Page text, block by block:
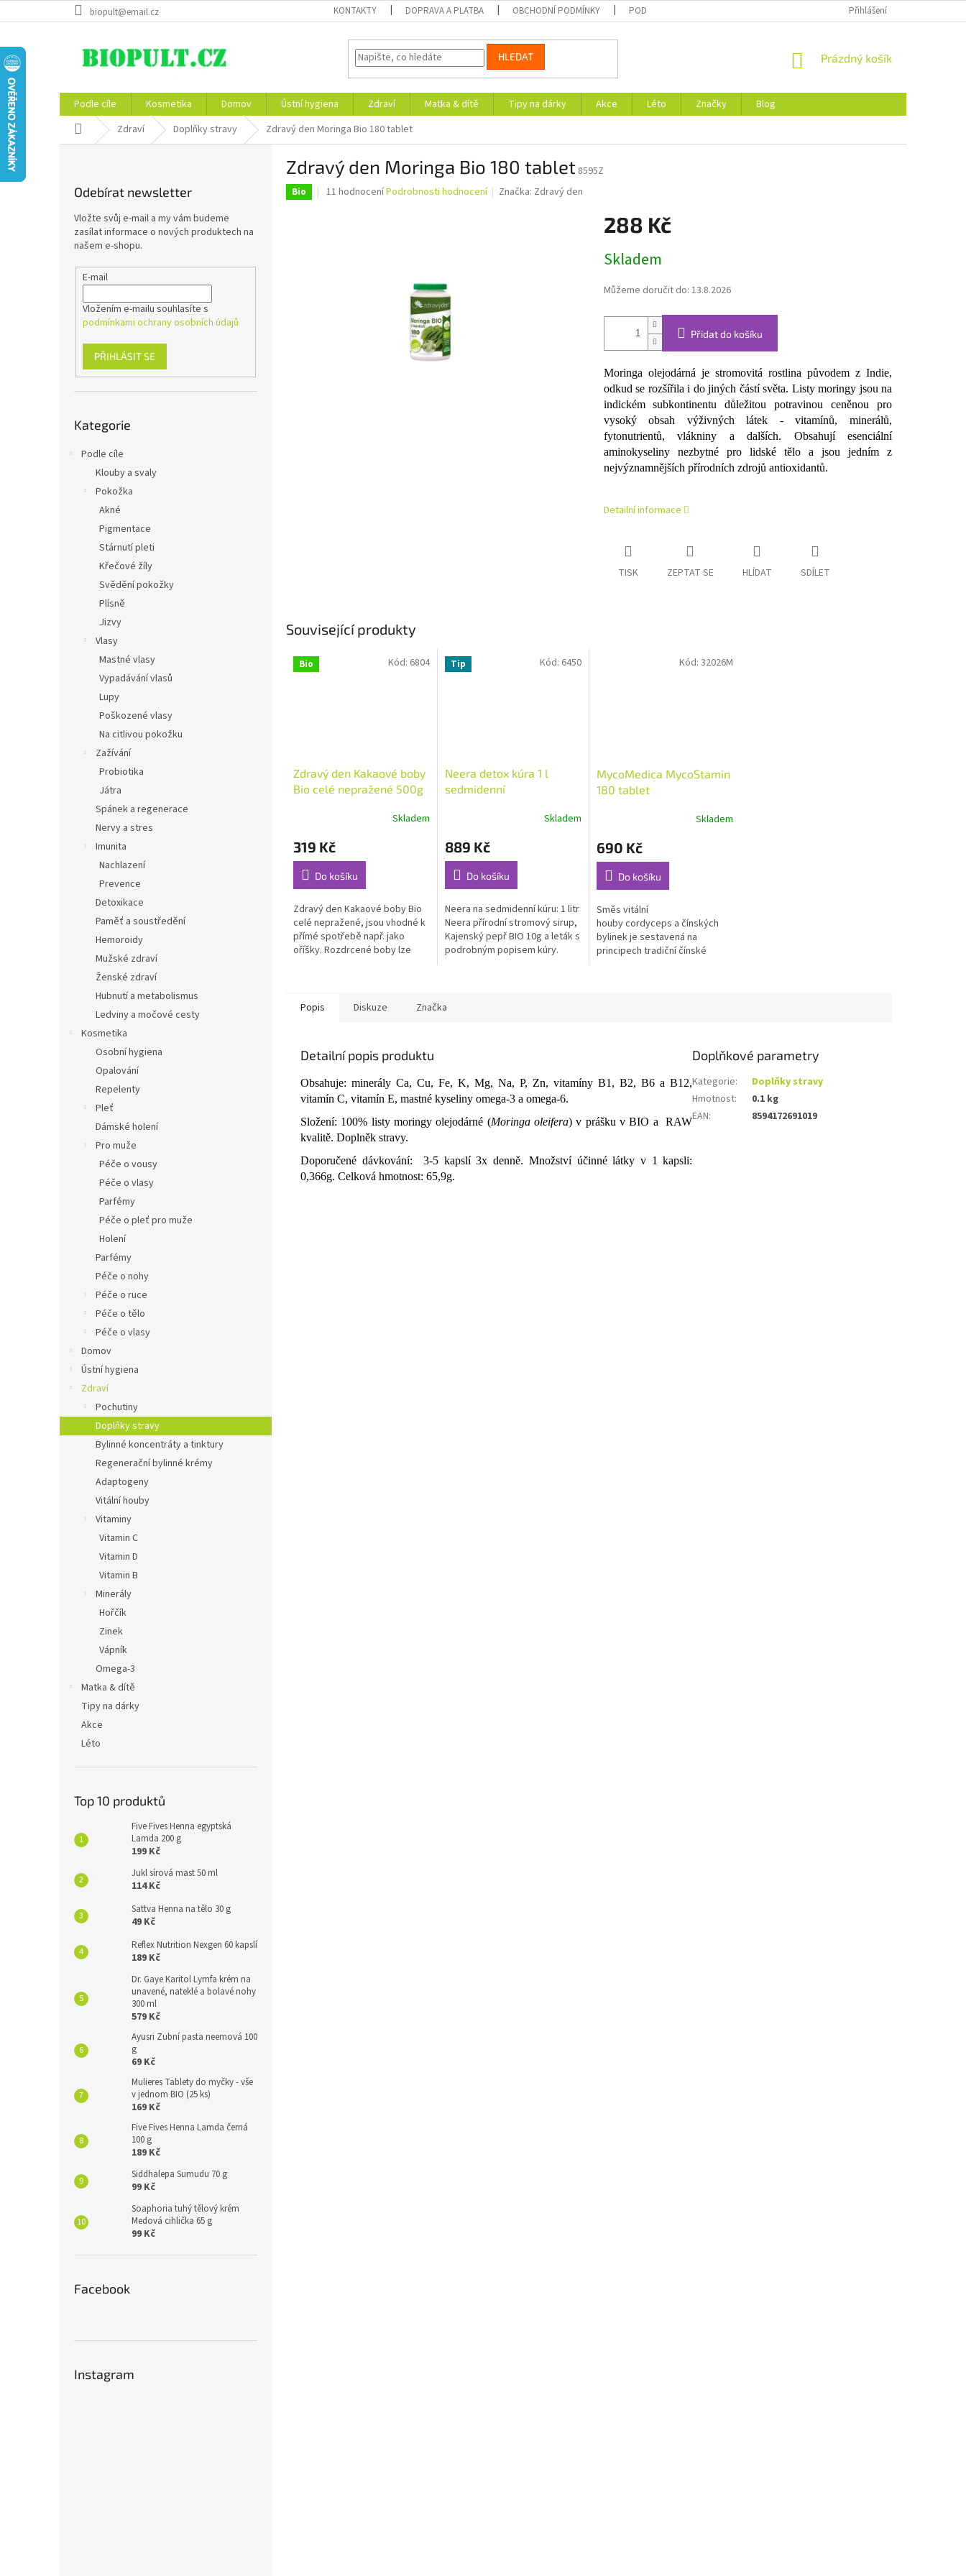
na
biopult@email.cz KONTAKTY DOPRAVA A PLATBA OBCHODNÍ PODMÍNKY PODMÍNKY OCHRANY OSOBNÍCH ÚDAJŮ Přihlášení
HLEDAT
NÁKUPNÍ
Prázdný košík
Podle cíle Kosmetika Domov Ústní hygiena Zdraví Matka & dítě Tipy na dárky Akce Léto Značky
Blog
Domů Zdraví Doplňky stravy Zdravý den Moringa Bio 180 tablet
Odebírat newsletter
Vložte svůj e-mail a my vám budeme
zasílat informace o nových produktech na
našem e-shopu.
E-mail
Vložením e-mailu souhlasíte s
podmínkami ochrany osobních údajů
PŘIHLÁSIT SE
kategorie
Kategorie
Podle cíle
Klouby a svaly
Pokožka
Akné
Pigmentace
Stárnutí pleti
Křečové žíly
Svědění pokožky
Plísně
Jizvy
Vlasy
Mastné vlasy
Vypadávání vlasů
Lupy
Poškozené vlasy
Na citlivou pokožku
Zažívání
Probiotika
Játra
Spánek a regenerace
Nervy a stres
Imunita
Nachlazení
Prevence
Detoxikace
Paměť a soustředění
Hemoroidy
Mužské zdraví
Ženské zdraví
Hubnutí a metabolismus
Ledviny a močové cesty
Kosmetika
Osobní hygiena
Opalování
Repelenty
Pleť
Dámské holení
Pro muže
Péče o vousy
Péče o vlasy
Parfémy
Péče o pleť pro muže
Holení
Parfémy
Péče o nohy
Péče o ruce
Péče o tělo
Péče o vlasy
Domov
Ústní hygiena
Zdraví
Pochutiny
Doplňky stravy
Bylinné koncentráty a tinktury
Regenerační bylinné krémy
Adaptogeny
Vitální houby
Vitaminy
Vitamin C
Vitamin D
Vitamin B
Minerály
Hořčík
Zinek
Vápník
Omega-3
Matka & dítě
Tipy na dárky
Akce
Léto
Top 10 produktů
Five Fives Henna egyptská
Lamda 200 g
199 Kč
Jukl sírová mast 50 ml
114 Kč
Sattva Henna na tělo 30 g
49 Kč
Reflex Nutrition Nexgen 60 kapslí
189 Kč
Dr. Gaye Karitol Lymfa krém na
unavené, nateklé a bolavé nohy
300 ml
579 Kč
Ayusri Zubní pasta neemová 100
g
69 Kč
Mulieres Tablety do myčky - vše
v jednom BIO (25 ks)
169 Kč
Five Fives Henna Lamda černá
100 g
189 Kč
Siddhalepa Sumudu 70 g
99 Kč
Soaphoria tuhý tělový krém
Medová cihlička 65 g
99 Kč
Facebook
Instagram
Zdravý den Moringa Bio 180 tablet 8595Z
Bio
Průměrné
11 hodnoceníPodrobnosti hodnocení Značka: Zdravý den
288 Kč
cena:
Skladem
Můžeme doručit do: 13.8.2026
Přidat do košíku
Moringa olejodárná je stromovitá rostlina původem z Indie,
odkud se rozšířila i do jiných částí světa. Listy moringy jsou na
indickém subkontinentu důležitou potravinou ceněnou pro
vysoký obsah výživných látek - vitamínů, minerálů,
fytonutrientů, vlákniny a dalších. Obsahují esenciální
aminokyseliny nezbytné pro lidské tělo a jsou jedním z
nejvýznamnějších přírodních zdrojů antioxidantů.
Detailní informace
TISK ZEPTAT SE HLÍDAT SDÍLET
Související produkty
Bio
Zdravý den Kakaové boby
Bio celé nepražené 500g
produktu
je
4,6
z
5
hvězdiček.
Skladem
319 Kč
Do košíku
Zdravý den Kakaové boby Bio
celé nepražené, jsou vhodné k
přímé spotřebě např. jako
oříšky. Rozdrcené boby lze
Kód: 6804 Tip
Neera detox kúra 1 l
sedmidenní
produktu
je
4,6
z
5
hvězdiček.
Skladem
889 Kč
Do košíku
Neera na sedmidenní kúru: 1 litr
Neera přírodní stromový sirup,
Kajenský pepř BIO 10g a leták s
podrobným popisem kúry.
Kód: 6450
MycoMedica MycoStamin
180 tablet
produktu
je
5,0
z
5
hvězdiček.
Skladem
690 Kč
Do košíku
Směs vitální
houby cordyceps a čínských
bylinek je sestavená na
principech tradiční čínské
Kód:32026M
Popis Diskuze Značka
Detailní popis produktu
Obsahuje: minerály Ca, Cu, Fe, K, Mg, Na, P, Zn, vitamíny B1, B2, B6 a B12,
vitamín C, vitamín E, mastné kyseliny omega-3 a omega-6.
Složení: 100% listy moringy olejodárné (Moringa oleifera) v prášku v BIO a RAW
kvalitě. Doplněk stravy.
Doporučené dávkování: 3-5 kapslí 3x denně. Množství účinné látky v 1 kapsli:
0,366g. Celková hmotnost: 65,9g.
Doplňkové parametry
Kategorie:
Doplňky stravy
Hmotnost:
0.1 kg
EAN: 8594172691019